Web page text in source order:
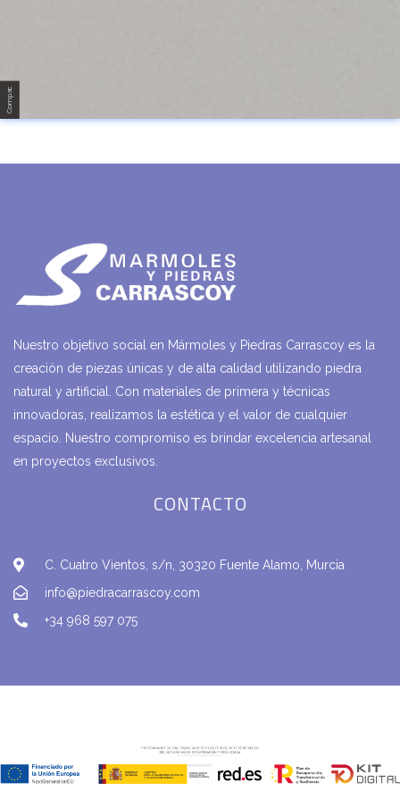
Compac
Nuestro objetivo social en Mármoles y Piedras Carrascoy es la
creación de piezas únicas y de alta calidad utilizando piedra
natural y artificial. Con materiales de primera y técnicas
innovadoras, realizamos la estética y el valor de cualquier
espacio. Nuestro compromiso es brindar excelencia artesanal
en proyectos exclusivos.
CONTACTO
C. Cuatro Vientos, s/n, 30320 Fuente Alamo, Murcia
info@piedracarrascoy.com
+34 968 597 075